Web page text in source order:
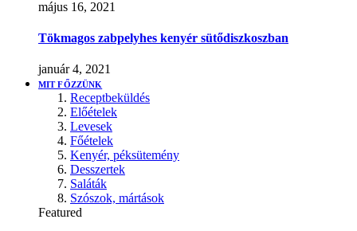
május 16, 2021
Tökmagos zabpelyhes kenyér sütődiszkoszban
január 4, 2021
MIT FŐZZÜNK
Receptbeküldés
Előételek
Levesek
Főételek
Kenyér, péksütemény
Desszertek
Saláták
Szószok, mártások
Featured